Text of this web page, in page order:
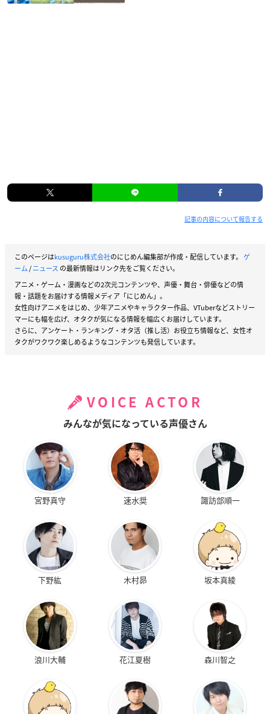
記事の内容について報告する
このページはkusuguru株式会社のにじめん編集部が作成・配信しています。 ゲ
ーム/ニュース の最新情報はリンク先をご覧ください。
アニメ・ゲーム・漫画などの2次元コンテンツや、声優・舞台・俳優などの情
報・話題をお届けする情報メディア「にじめん」。
女性向けアニメをはじめ、少年アニメやキャラクター作品、VTuberなどストリー
マーにも幅を広げ、オタクが気になる情報を幅広くお届けしています。
さらに、アンケート・ランキング・オタ活（推し活）お役立ち情報など、女性オ
タクがワクワク楽しめるようなコンテンツも発信しています。
VOICE ACTOR
みんなが気になっている声優さん
宮野真守 速水奨 諏訪部順一
下野紘 木村昴 坂本真綾
浪川大輔 花江夏樹 森川智之